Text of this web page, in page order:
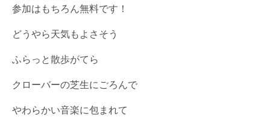
参加はもちろん無料です！
どうやら天気もよさそう
ふらっと散歩がてら
クローバーの芝生にごろんで
やわらかい音楽に包まれて